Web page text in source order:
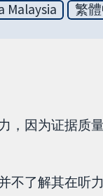
Malaysia 繁
，因为证据质
不了解其在听